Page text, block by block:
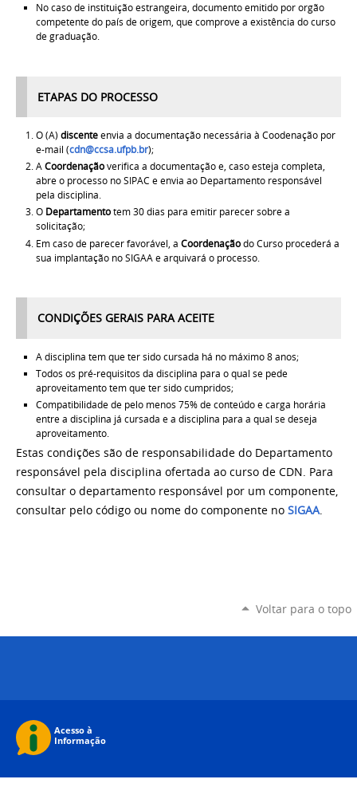
No caso de instituição estrangeira, documento emitido por orgão
competente do país de origem, que comprove a existência do curso
de graduação.
ETAPAS DO PROCESSO
O (A) discenteenvia a documentação necessária à Coodenação por
e-mail (cdn@ccsa.ufpb.br);
ACoordenaçãoverifica a documentação e, caso esteja completa,
abre o processo no SIPAC e envia ao Departamento responsável
pela disciplina.
O Departamentotem 30 dias para emitir parecer sobre a
solicitação;
Em caso de parecer favorável, a Coordenaçãodo Curso procederá a
sua implantação no SIGAA e arquivará o processo.
CONDIÇÕES GERAIS PARA ACEITE
A disciplina tem que ter sido cursada há no máximo 8 anos;
Todos os pré-requisitos da disciplina para o qual se pede
aproveitamento tem que ter sido cumpridos;
Compatibilidade de pelo menos 75% de conteúdo e carga horária
entre a disciplina já cursada e a disciplina para a qual se deseja
aproveitamento.
Estas condições são de responsabilidade do Departamento
responsável pela disciplina ofertada ao curso de CDN. Para
consultar o departamento responsável por um componente,
consultar pelo código ou nome do componente no SIGAA.
Voltar para o topo